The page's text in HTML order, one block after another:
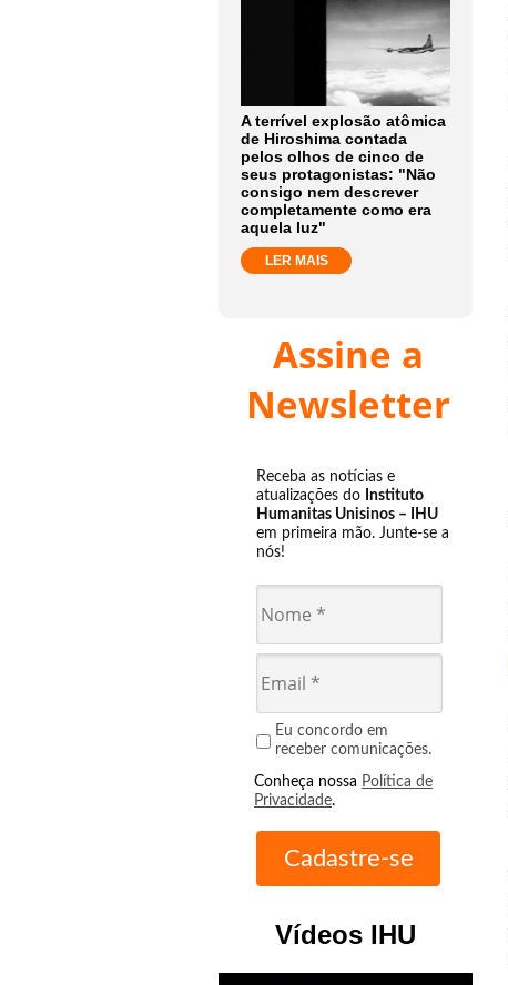
A terrível explosão atômica
de Hiroshima contada
pelos olhos de cinco de
seus protagonistas: "Não
consigo nem descrever
completamente como era
aquela luz"
LER MAIS
Assine a
Newsletter
Receba as notícias e
atualizações do Instituto
Humanitas Unisinos – IHU
em primeira mão. Junte-se a
nós!
Eu concordo em
receber comunicações.
Conheça nossa Política de
Privacidade.
Vídeos IHU